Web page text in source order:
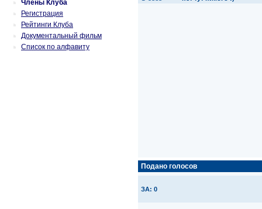
Члены Клуба
Регистрация
Рейтинги Клуба
Документальный фильм
Список по алфавиту
Подано голосов
ЗА: 0